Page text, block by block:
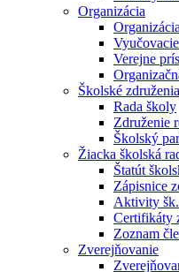
Organizácia
Verejne
Školské združenia
Rada školy
Združenie
Školský
Žiacka školská
Štatút
Zápisnice
Aktivity
Certifikáty
Zoznam
Zverejňovanie